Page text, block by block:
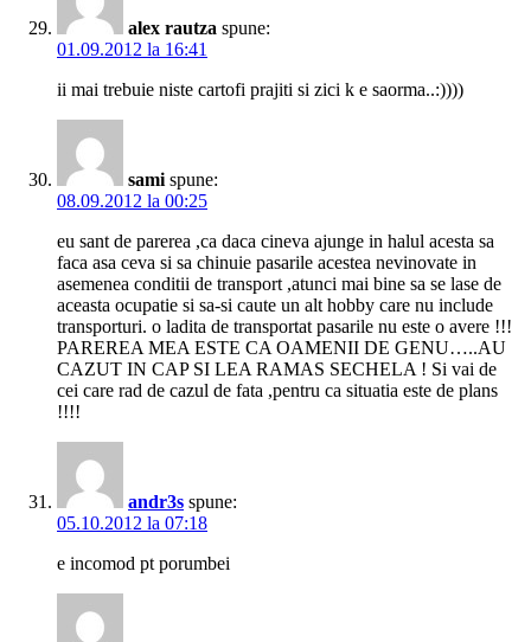
alex rautza spune:
01.09.2012 la 16:41
ii mai trebuie niste cartofi prajiti si zici k e saorma..:))))
sami spune:
08.09.2012 la 00:25
eu sant de parerea ,ca daca cineva ajunge in halul acesta sa
faca asa ceva si sa chinuie pasarile acestea nevinovate in
asemenea conditii de transport ,atunci mai bine sa se lase de
aceasta ocupatie si sa-si caute un alt hobby care nu include
transporturi. o ladita de transportat pasarile nu este o avere !!!
PAREREA MEA ESTE CA OAMENII DE GENU…..AU
CAZUT IN CAP SI LEA RAMAS SECHELA ! Si vai de
cei care rad de cazul de fata ,pentru ca situatia este de plans
!!!!
andr3s spune:
05.10.2012 la 07:18
e incomod pt porumbei